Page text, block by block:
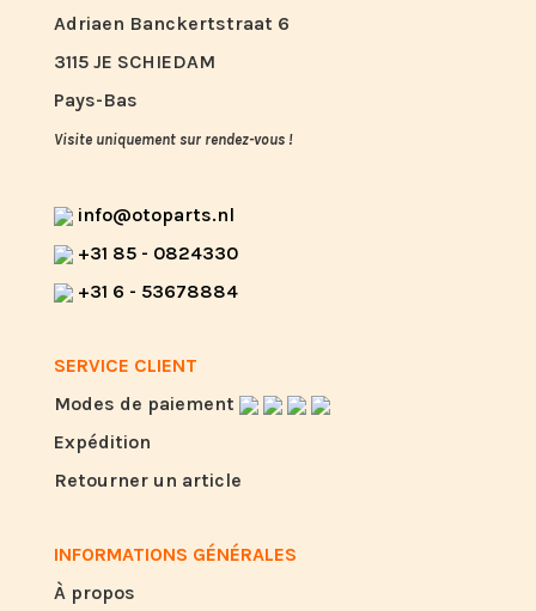
Adriaen Banckertstraat 6
3115 JE SCHIEDAM
Pays-Bas
Visite uniquement sur rendez-vous !
info@otoparts.nl
+31 85 - 0824330
+31 6 - 53678884
SERVICE CLIENT
Modes de paiement
Expédition
Retourner un article
INFORMATIONS GÉNÉRALES
À propos